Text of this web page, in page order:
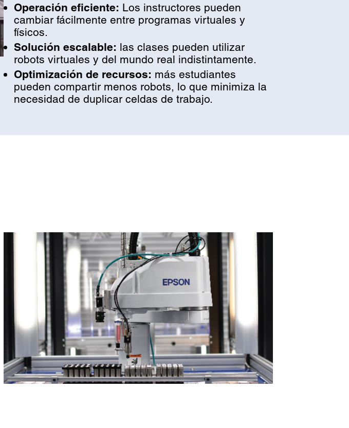
Operación eficiente: Los instructores pueden
cambiar fácilmente entre programas virtuales y
físicos.
Solución escalable: las clases pueden utilizar
robots virtuales y del mundo real indistintamente.
Optimización de recursos: más estudiantes
pueden compartir menos robots, lo que minimiza la
necesidad de duplicar celdas de trabajo.